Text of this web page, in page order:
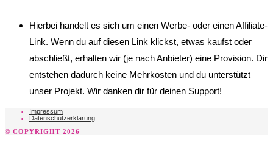
Hierbei handelt es sich um einen Werbe- oder einen Affiliate-
Link. Wenn du auf diesen Link klickst, etwas kaufst oder
abschließt, erhalten wir (je nach Anbieter) eine Provision. Dir
entstehen dadurch keine Mehrkosten und du unterstützt
unser Projekt. Wir danken dir für deinen Support!
Impressum
Datenschutzerklärung
© COPYRIGHT 2026